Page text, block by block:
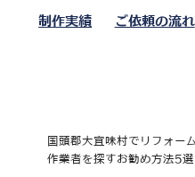
制作実績 ご依頼の流れ
国頭郡大宜味村でリフォー
作業者を探すお勧め方法5選